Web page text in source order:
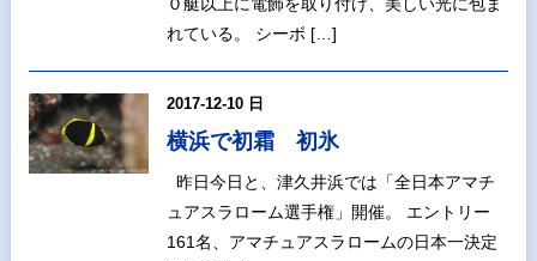
れている。 シーボ […]
2017-12-10 日
横浜で初霜 初氷
昨日今日と、津久井浜では「全日本アマチ
ュアスラローム選手権」開催。 エントリー
161名、アマチュアスラロームの日本一決定